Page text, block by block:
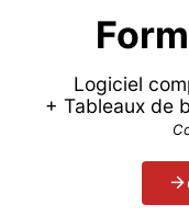
Logiciel
+ Tableaux de